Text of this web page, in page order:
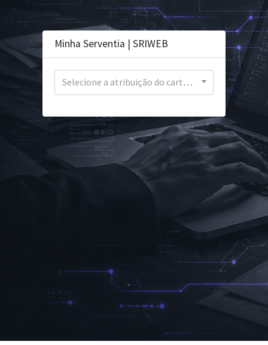
Minha Serventia | SRIWEB
Selecione a atribuição do cartório